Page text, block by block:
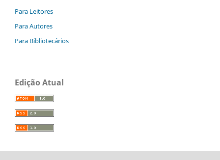
Para Leitores
Para Autores
Para Bibliotecários
Edição Atual